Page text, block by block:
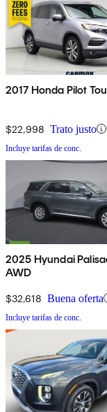
2017 Honda Pilot
$22,998 Trato justo
Incluye tarifas de conc.
2025 Hyundai
AWD
$32,618 Buena oferta
Incluye tarifas de conc.